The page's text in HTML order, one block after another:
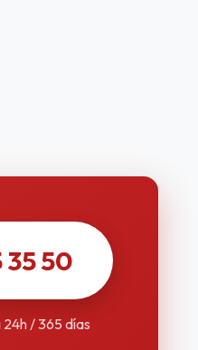
35 50
/ 365 días